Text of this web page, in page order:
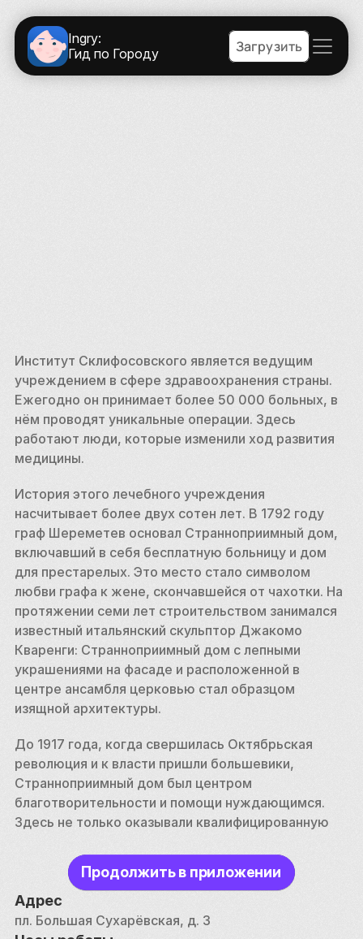
Ingry:
Гид по Городу
Загрузить
Институт Склифосовского является ведущим
учреждением в сфере здравоохранения страны.
Ежегодно он принимает более 50 000 больных, в
нём проводят уникальные операции. Здесь
работают люди, которые изменили ход развития
медицины.
История этого лечебного учреждения
насчитывает более двух сотен лет. В 1792 году
граф Шереметев основал Странноприимный дом,
включавший в себя бесплатную больницу и дом
для престарелых. Это место стало символом
любви графа к жене, скончавшейся от чахотки. На
протяжении семи лет строительством занимался
известный итальянский скульптор Джакомо
Кваренги: Странноприимный дом с лепными
украшениями на фасаде и расположенной в
центре ансамбля церковью стал образцом
изящной архитектуры.
До 1917 года, когда свершилась Октябрьская
революция и к власти пришли большевики,
Странноприимный дом был центром
благотворительности и помощи нуждающимся.
Здесь не только оказывали квалифицированную
оказывали посильную материальную помощь
бедным. Следует отметить, что в
Странноприимном доме бедным девушкам
давалось приданое с тем, чтобы они могли как
Продолжить в приложении
Адрес
пл. Большая Сухарёвская, д. 3